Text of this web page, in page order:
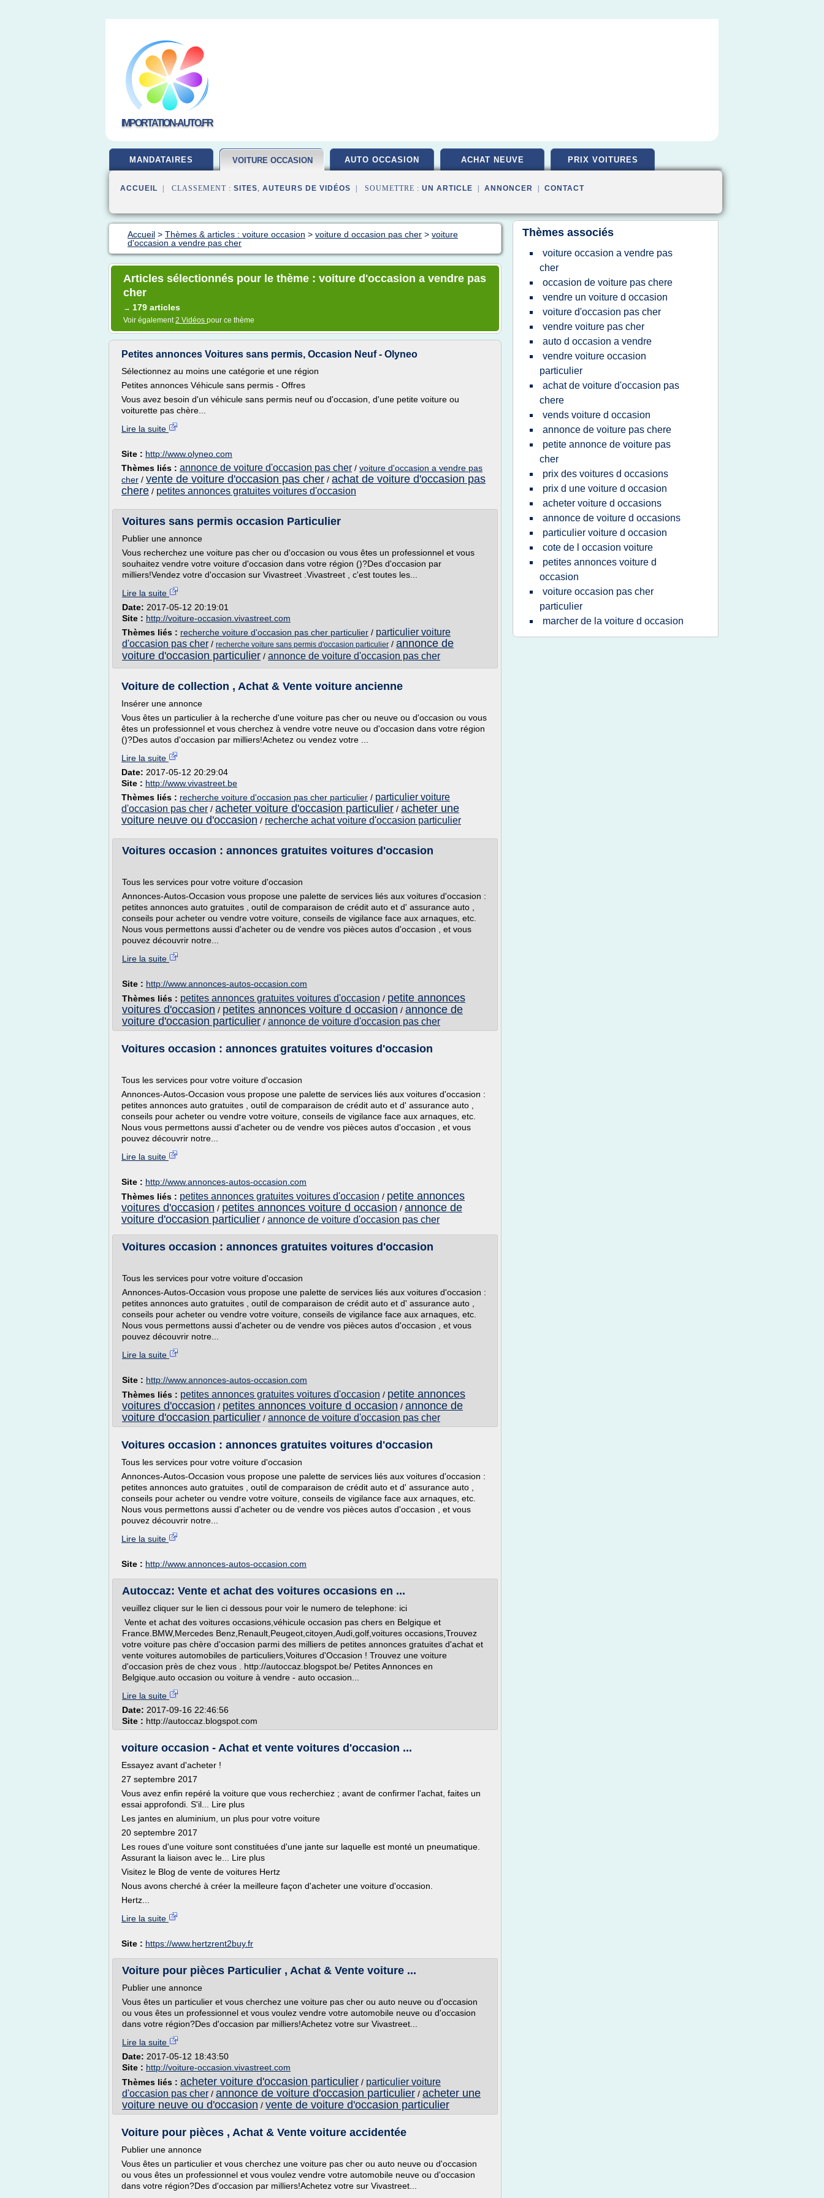
IMPORTATION-AUTO.FR
MANDATAIRES VOITURE OCCASION AUTO OCCASION ACHAT NEUVE PRIX VOITURES
ACCUEIL | CLASSEMENT : SITES, AUTEURS DE VIDÉOS | SOUMETTRE : UN ARTICLE ANNONCER CONTACT
Accueil > Thèmes & articles : voiture occasion > voiture d occasion pas cher > voiture
d'occasion a vendre pas cher
Articles sélectionnés pour le thème : voiture d'occasion a vendre pas
cher
→ 179 articles
Voir également2 Vidéos pour ce thème
Petites annonces Voitures sans permis, Occasion Neuf - Olyneo
Sélectionnez au moins une catégorie et une région
Petites annonces Véhicule sans permis - Offres
Vous avez besoin d'un véhicule sans permis neuf ou d'occasion, d'une petite voiture ou
voiturette pas chère...
Lire la suite
Site : http://www.olyneo.com
Thèmes liés : annonce de voiture d'occasion pas cher / voiture d'occasion a vendre pas
cher / vente de voiture d'occasion pas cher / achat de voiture d'occasion pas
chere / petites annonces gratuites voitures d'occasion
Voitures sans permis occasion Particulier
Publier une annonce
Vous recherchez une voiture pas cher ou d'occasion ou vous êtes un professionnel et vous
souhaitez vendre votre voiture d'occasion dans votre région ()?Des d'occasion par
milliers!Vendez votre d'occasion sur Vivastreet .Vivastreet , c'est toutes les...
Lire la suite
Date: 2017-05-12 20:19:01
Site : http://voiture-occasion.vivastreet.com
Thèmes liés : recherche voiture d'occasion pas cher particulier / particulier voiture
d'occasion pas cher / recherche voiture sans permis d'occasion particulier / annonce de
voiture d'occasion particulier / annonce de voiture d'occasion pas cher
Voiture de collection , Achat & Vente voiture ancienne
Insérer une annonce
Vous êtes un particulier à la recherche d'une voiture pas cher ou neuve ou d'occasion ou vous
êtes un professionnel et vous cherchez à vendre votre neuve ou d'occasion dans votre région
()?Des autos d'occasion par milliers!Achetez ou vendez votre ...
Lire la suite
Date: 2017-05-12 20:29:04
Site : http://www.vivastreet.be
Thèmes liés : recherche voiture d'occasion pas cher particulier / particulier voiture
d'occasion pas cher / acheter voiture d'occasion particulier / acheter une
voiture neuve ou d'occasion / recherche achat voiture d'occasion particulier
Voitures occasion : annonces gratuites voitures d'occasion
Tous les services pour votre voiture d'occasion
Annonces-Autos-Occasion vous propose une palette de services liés aux voitures d'occasion :
petites annonces auto gratuites , outil de comparaison de crédit auto et d' assurance auto ,
conseils pour acheter ou vendre votre voiture, conseils de vigilance face aux arnaques, etc.
Nous vous permettons aussi d'acheter ou de vendre vos pièces autos d'occasion , et vous
pouvez découvrir notre...
Lire la suite
Site : http://www.annonces-autos-occasion.com
Thèmes liés : petites annonces gratuites voitures d'occasion / petite annonces
voitures d'occasion / petites annonces voiture d occasion / annonce de
voiture d'occasion particulier / annonce de voiture d'occasion pas cher
Voitures occasion : annonces gratuites voitures d'occasion
Tous les services pour votre voiture d'occasion
Annonces-Autos-Occasion vous propose une palette de services liés aux voitures d'occasion :
petites annonces auto gratuites , outil de comparaison de crédit auto et d' assurance auto ,
conseils pour acheter ou vendre votre voiture, conseils de vigilance face aux arnaques, etc.
Nous vous permettons aussi d'acheter ou de vendre vos pièces autos d'occasion , et vous
pouvez découvrir notre...
Lire la suite
Site : http://www.annonces-autos-occasion.com
Thèmes liés : petites annonces gratuites voitures d'occasion / petite annonces
voitures d'occasion / petites annonces voiture d occasion / annonce de
voiture d'occasion particulier / annonce de voiture d'occasion pas cher
Voitures occasion : annonces gratuites voitures d'occasion
Tous les services pour votre voiture d'occasion
Annonces-Autos-Occasion vous propose une palette de services liés aux voitures d'occasion :
petites annonces auto gratuites , outil de comparaison de crédit auto et d' assurance auto ,
conseils pour acheter ou vendre votre voiture, conseils de vigilance face aux arnaques, etc.
Nous vous permettons aussi d'acheter ou de vendre vos pièces autos d'occasion , et vous
pouvez découvrir notre...
Lire la suite
Site : http://www.annonces-autos-occasion.com
Thèmes liés : petites annonces gratuites voitures d'occasion / petite annonces
voitures d'occasion / petites annonces voiture d occasion / annonce de
voiture d'occasion particulier / annonce de voiture d'occasion pas cher
Voitures occasion : annonces gratuites voitures d'occasion
Tous les services pour votre voiture d'occasion
Annonces-Autos-Occasion vous propose une palette de services liés aux voitures d'occasion :
petites annonces auto gratuites , outil de comparaison de crédit auto et d' assurance auto ,
conseils pour acheter ou vendre votre voiture, conseils de vigilance face aux arnaques, etc.
Nous vous permettons aussi d'acheter ou de vendre vos pièces autos d'occasion , et vous
pouvez découvrir notre...
Lire la suite
Site : http://www.annonces-autos-occasion.com
Autoccaz: Vente et achat des voitures occasions en ...
veuillez cliquer sur le lien ci dessous pour voir le numero de telephone: ici
Vente et achat des voitures occasions,véhicule occasion pas chers en Belgique et
France.BMW,Mercedes Benz,Renault,Peugeot,citoyen,Audi,golf,voitures occasions,Trouvez
votre voiture pas chère d'occasion parmi des milliers de petites annonces gratuites d'achat et
vente voitures automobiles de particuliers,Voitures d'Occasion ! Trouvez une voiture
d'occasion près de chez vous . http://autoccaz.blogspot.be/ Petites Annonces en
Belgique.auto occasion ou voiture à vendre - auto occasion...
Lire la suite
Date: 2017-09-16 22:46:56
Site : http://autoccaz.blogspot.com
voiture occasion - Achat et vente voitures d'occasion ...
Essayez avant d'acheter !
27 septembre 2017
Vous avez enfin repéré la voiture que vous recherchiez ; avant de confirmer l'achat, faites un
essai approfondi. S'il... Lire plus
Les jantes en aluminium, un plus pour votre voiture
20 septembre 2017
Les roues d'une voiture sont constituées d'une jante sur laquelle est monté un pneumatique.
Assurant la liaison avec le... Lire plus
Visitez le Blog de vente de voitures Hertz
Nous avons cherché à créer la meilleure façon d'acheter une voiture d'occasion.
Hertz...
Lire la suite
Site : https://www.hertzrent2buy.fr
Voiture pour pièces Particulier , Achat & Vente voiture ...
Publier une annonce
Vous êtes un particulier et vous cherchez une voiture pas cher ou auto neuve ou d'occasion
ou vous êtes un professionnel et vous voulez vendre votre automobile neuve ou d'occasion
dans votre région?Des d'occasion par milliers!Achetez votre sur Vivastreet...
Lire la suite
Date: 2017-05-12 18:43:50
Site : http://voiture-occasion.vivastreet.com
Thèmes liés : acheter voiture d'occasion particulier / particulier voiture
d'occasion pas cher / annonce de voiture d'occasion particulier / acheter une
voiture neuve ou d'occasion / vente de voiture d'occasion particulier
Voiture pour pièces , Achat & Vente voiture accidentée
Publier une annonce
Vous êtes un particulier et vous cherchez une voiture pas cher ou auto neuve ou d'occasion
ou vous êtes un professionnel et vous voulez vendre votre automobile neuve ou d'occasion
dans votre région?Des d'occasion par milliers!Achetez votre sur Vivastreet...
Thèmes associés
voiture occasion a vendre pas
cher
occasion de voiture pas chere
vendre un voiture d occasion
voiture d'occasion pas cher
vendre voiture pas cher
auto d occasion a vendre
vendre voiture occasion
particulier
achat de voiture d'occasion pas
chere
vends voiture d occasion
annonce de voiture pas chere
petite annonce de voiture pas
cher
prix des voitures d occasions
prix d une voiture d occasion
acheter voiture d occasions
annonce de voiture d occasions
particulier voiture d occasion
cote de l occasion voiture
petites annonces voiture d
occasion
voiture occasion pas cher
particulier
marcher de la voiture d occasion